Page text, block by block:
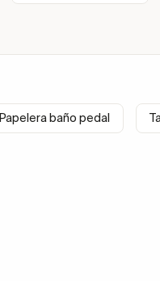
Papelera baño pedal